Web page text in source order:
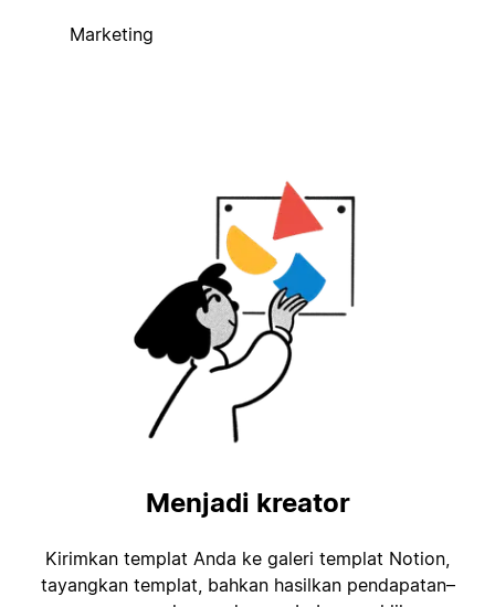
Marketing
Menjadi kreator
Kirimkan templat Anda ke galeri templat Notion,
tayangkan templat, bahkan hasilkan pendapatan–